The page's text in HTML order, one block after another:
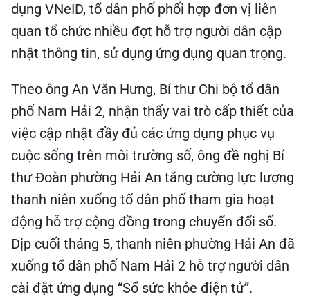
dụng VNeID, tổ dân phố phối hợp đơn vị liên
quan tổ chức nhiều đợt hỗ trợ người dân cập
nhật thông tin, sử dụng ứng dụng quan trọng.
Theo ông An Văn Hưng, Bí thư Chi bộ tổ dân
phố Nam Hải 2, nhận thấy vai trò cấp thiết của
việc cập nhật đầy đủ các ứng dụng phục vụ
cuộc sống trên môi trường số, ông đề nghị Bí
thư Đoàn phường Hải An tăng cường lực lượng
thanh niên xuống tổ dân phố tham gia hoạt
động hỗ trợ cộng đồng trong chuyển đổi số.
Dịp cuối tháng 5, thanh niên phường Hải An đã
xuống tổ dân phố Nam Hải 2 hỗ trợ người dân
cài đặt ứng dụng “Sổ sức khỏe điện tử”.